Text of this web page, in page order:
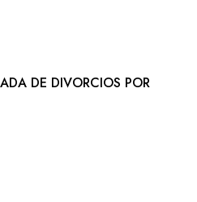
DE DIVORCIOS POR